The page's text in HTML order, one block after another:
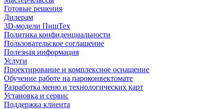
Готовые решения
Дилерам
3D-модели ПищТех
Политика конфиденциальности
Пользовательское соглашение
Полезная информация
Услуги
Проектирование и комплексное оснащение
Обучение работе на пароконвектомате
Разработка меню и технологических карт
Установка и сервис
Поддержка клиента